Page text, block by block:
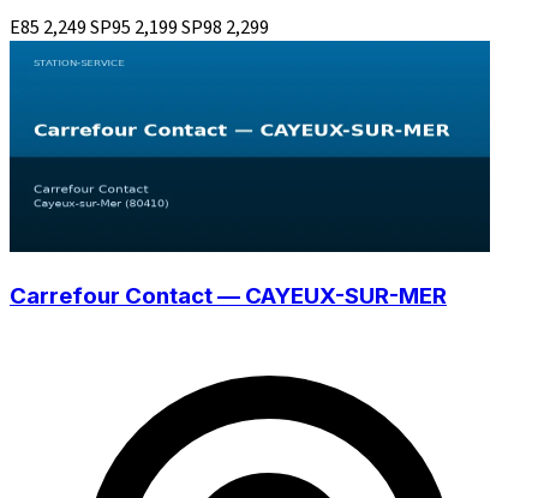
E85 2,249SP95 2,199SP98 2,299
Carrefour Contact — CAYEUX-SUR-MER